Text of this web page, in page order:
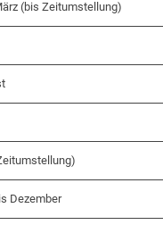
(bis Zeitumstellung)
Dezember